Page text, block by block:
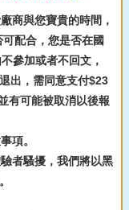
商與您寶貴的時間，
配合，您是否在國
參加或者不回文，
出，需同意支付$23
有可能被取消以後報
項。
者騷擾，我們將以黑